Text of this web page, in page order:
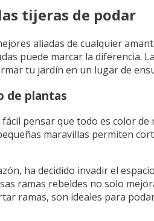
tijeras de podar
aliadas de cualquier
puede marcar la diferencia.
tu jardín en un lugar de
de plantas
pensar que todo es color
maravillas permiten
ha decidido invadir el
ramas rebeldes no solo
ramas, son ideales para